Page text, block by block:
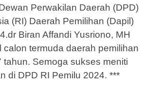
Perwakilan Daerah (DPD)
(RI) Daerah Pemilihan (Dapil)
Biran Affandi Yusriono, MH
calon termuda daerah pemilihan
tahun. Semoga sukses meniti
di DPD RI Pemilu 2024. ***